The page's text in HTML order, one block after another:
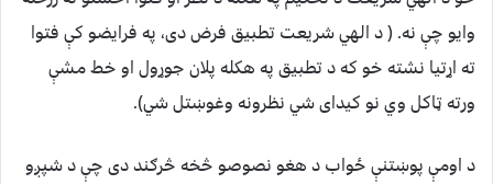
وايو چې نه. ( د الهي شريعت تطبيق فرض دی، په فرايضو کې فتوا
ته اړتيا نشته خو که د تطبيق په هکله پلان جوړول او خط مشې
ورته ټاکل وي نو کيدای شي نظرونه وغوښتل شي).
د اومې پوښتنې ځواب د هغو نصوصو څخه څرګند دی چې د شپږو